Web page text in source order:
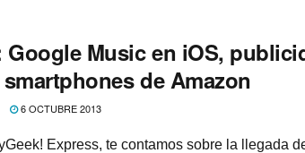
Google Music en iOS,
de Amazon
6 OCTUBRE 2013
Express, te contamos sobre la llegada